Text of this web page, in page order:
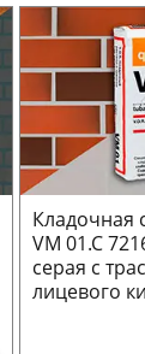
Кладочная
VM 01.C
серая с
лицевого